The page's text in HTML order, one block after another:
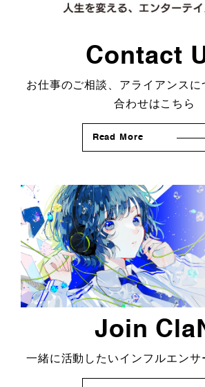
Contact
お仕事のご相談、アライアンスに
合わせはこちら
Read More
Join
一緒に活動したいインフルエンサ